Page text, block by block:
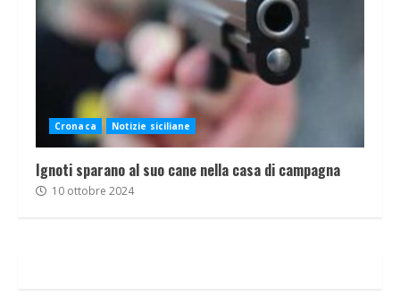
Cronaca Notizie siciliane
Ignoti sparano al suo cane nella casa di campagna
10 ottobre 2024